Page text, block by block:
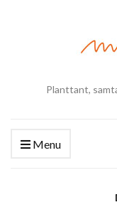
Planttant,
Menu